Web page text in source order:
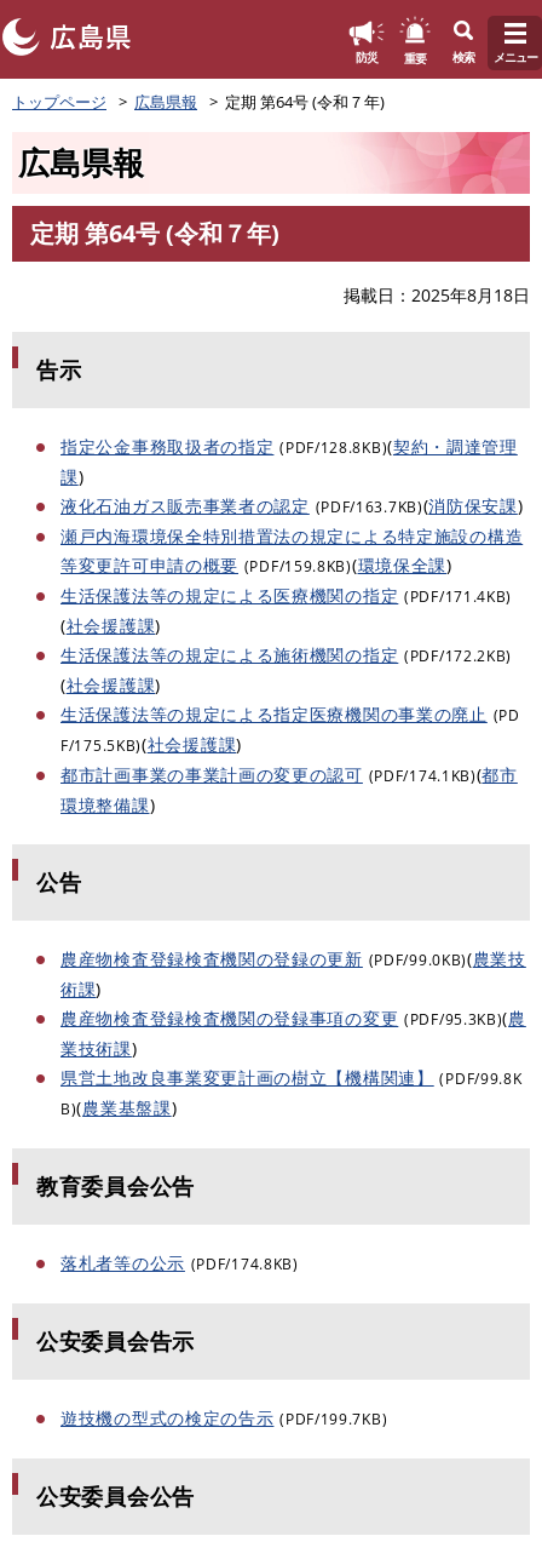
ペ
ー
頭
す
防災 重要 検索 メニュー
トップページ 広島県報 定期 第64号 (令和７年)
広島県報
文
定期 第64号 (令和７年)
掲載日 2025年8月18日
告示
指定公金事務取扱者の指定 (PDF/128.8KB)(契約・調達管理
課)
液化石油ガス販売事業者の認定 (PDF/163.7KB)(消防保安課)
瀬戸内海環境保全特別措置法の規定による特定施設の構造
等変更許可申請の概要 (PDF/159.8KB)(環境保全課)
生活保護法等の規定による医療機関の指定 (PDF/171.4KB)
(社会援護課)
生活保護法等の規定による施術機関の指定 (PDF/172.2KB)
(社会援護課)
生活保護法等の規定による指定医療機関の事業の廃止 (PD
F/175.5KB)(社会援護課)
都市計画事業の事業計画の変更の認可 (PDF/174.1KB)(都市
環境整備課)
公告
農産物検査登録検査機関の登録の更新 (PDF/99.0KB)(農業技
術課)
農産物検査登録検査機関の登録事項の変更 (PDF/95.3KB)(農
業技術課)
県営土地改良事業変更計画の樹立【機構関連】
(PDF/99.8K
B)(農業基盤課)
教育委員会公告
落札者等の公示 (PDF/174.8KB)
公安委員会告示
遊技機の型式の検定の告示 (PDF/199.7KB)
公安委員会公告